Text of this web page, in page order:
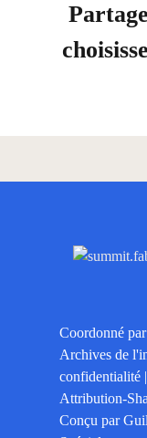
Coordonné par
Archives de
confidentialité |
Attribution-
Conçu par